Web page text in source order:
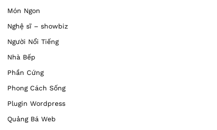
Món Ngon
Nghệ sĩ – showbiz
Người Nổi Tiếng
Nhà Bếp
Phần Cứng
Phong Cách Sống
Plugin Wordpress
Quảng Bá Web